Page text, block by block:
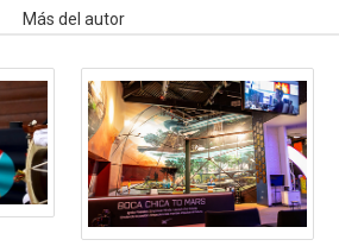
Más del autor